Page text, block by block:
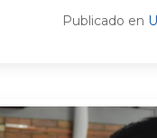
Publicado en